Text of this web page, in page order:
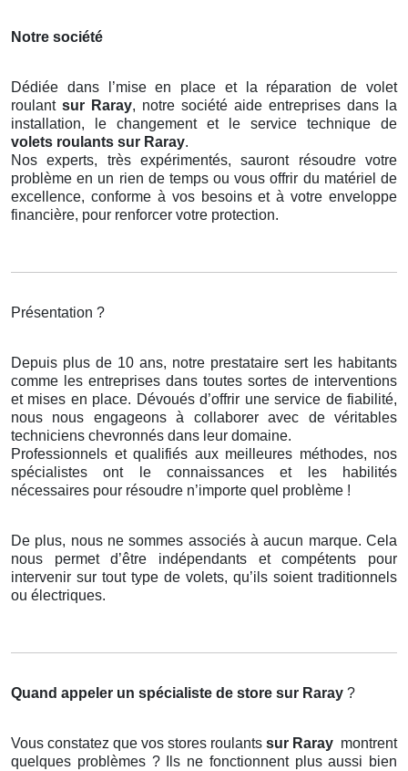
Notre société
Dédiée dans l’mise en place et la réparation de volet
roulant sur Raray, notre société aide entreprises dans la
installation, le changement et le service technique de
volets roulants sur Raray.
Nos experts, très expérimentés, sauront résoudre votre
problème en un rien de temps ou vous offrir du matériel de
excellence, conforme à vos besoins et à votre enveloppe
financière, pour renforcer votre protection.
Présentation ?
Depuis plus de 10 ans, notre prestataire sert les habitants
comme les entreprises dans toutes sortes de interventions
et mises en place. Dévoués d’offrir une service de fiabilité,
nous nous engageons à collaborer avec de véritables
techniciens chevronnés dans leur domaine.
Professionnels et qualifiés aux meilleures méthodes, nos
spécialistes ont le connaissances et les habilités
nécessaires pour résoudre n’importe quel problème !
De plus, nous ne sommes associés à aucun marque. Cela
nous permet d’être indépendants et compétents pour
intervenir sur tout type de volets, qu’ils soient traditionnels
ou électriques.
Quand appeler un spécialiste de store sur Raray ?
Vous constatez que vos stores roulants sur Raray montrent
quelques problèmes ? Ils ne fonctionnent plus aussi bien